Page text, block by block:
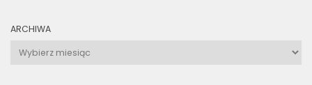
ARCHIWA
Archiwa